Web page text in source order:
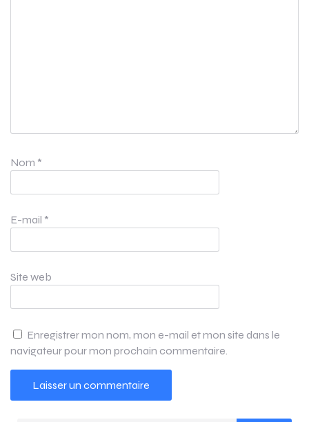
Nom *
E-mail *
Site web
Enregistrer mon nom, mon e-mail et mon site dans le
navigateur pour mon prochain commentaire.